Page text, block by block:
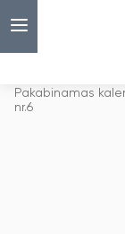
Pakabinamas
nr.6